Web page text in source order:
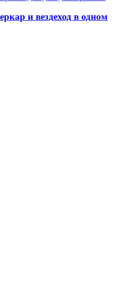
и вездеход в одном